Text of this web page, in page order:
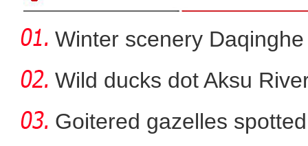
Winter scenery
Wild ducks dot Aksu
Goitered gazelles